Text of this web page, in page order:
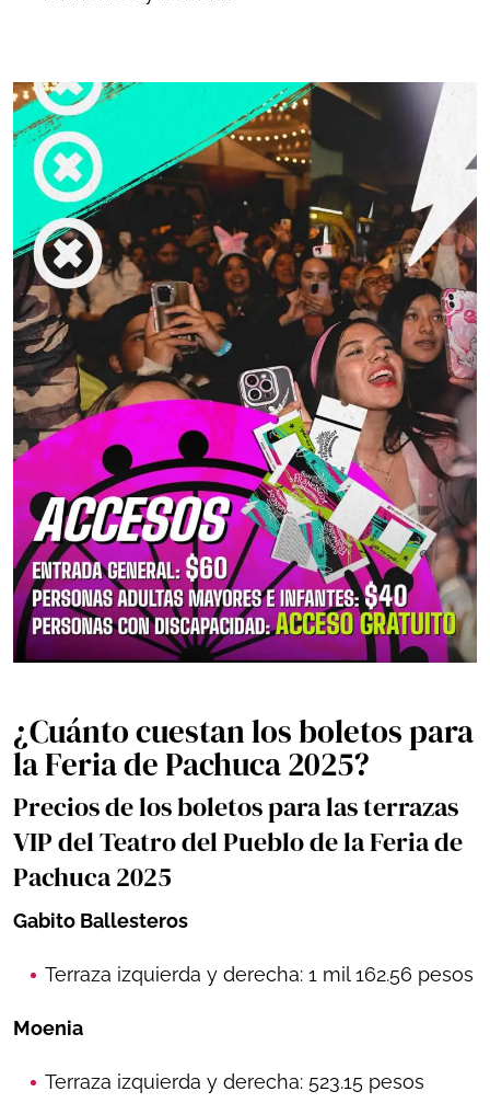
¿Cuánto cuestan los boletos para
la Feria de Pachuca 2025?
Precios de los boletos para las terrazas
VIP del Teatro del Pueblo de la Feria de
Pachuca 2025
Gabito Ballesteros
Terraza izquierda y derecha: 1 mil 162.56 pesos
Moenia
Terraza izquierda y derecha: 523.15 pesos